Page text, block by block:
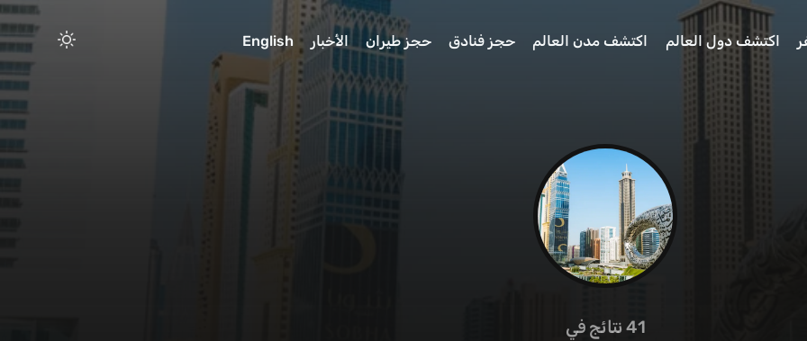
اكتشف دول العالم اكتشف مدن العالم حجز فنادق حجز طيران الأخبار English
41 نتائج في